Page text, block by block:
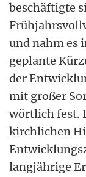
beschäftigte
und nahm es
geplante
der
mit großer
wörtlich fest.
kirchlichen
langjährige